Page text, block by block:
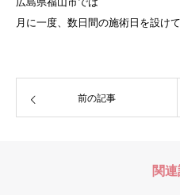
月に一度、数日間の施術日を設けて
前の記事
関